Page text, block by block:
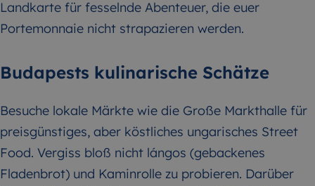
Landkarte für fesselnde Abenteuer, die euer
Portemonnaie nicht strapazieren werden.
Budapests kulinarische Schätze
Besuche lokale Märkte wie die Große Markthalle für
preisgünstiges, aber köstliches ungarisches Street
Food. Vergiss bloß nicht lángos (gebackenes
Fladenbrot) und Kaminrolle zu probieren. Darüber